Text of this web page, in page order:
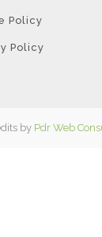
Policy
Policy
by Pdr Web